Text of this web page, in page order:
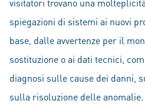
visitatori trovano una
spiegazioni di sistemi ai nuovi
base, dalle avvertenze per il
sostituzione o ai dati tecnici,
diagnosi sulle cause dei danni,
sulla risoluzione delle anomalie.